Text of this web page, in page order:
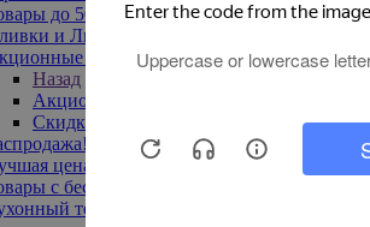
до 500 руб
и Лимоны
товары
Назад
Акционные товары
Скидка 20% по промокоду
Ульяновск до -70%
цена
с бесплатной доставкой
текстиль